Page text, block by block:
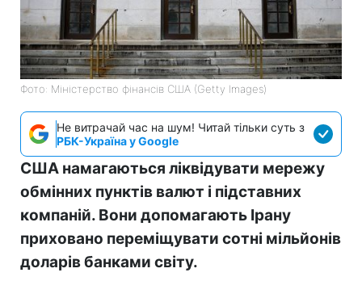
Фото: Міністерство фінансів СШA (Getty Images)
Не витрачай час на шум! Читай тільки суть з
РБК-Україна у Google
США намагаються ліквідувати мережу
обмінних пунктів валют і підставних
компаній. Вони допомагають Ірану
приховано переміщувати сотні мільйонів
доларів банками світу.